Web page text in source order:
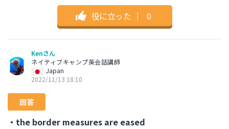
役に立った ｜ 0
Kenさん
ネイティブキャンプ英会話講師
Japan
2022/11/13 18:10
回答
・the border measures are eased